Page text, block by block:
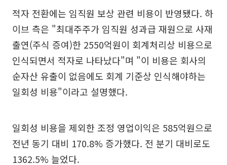
적자 전환에는 임직원 보상 관련 비용이 반영됐다. 하
이브 측은 "최대주주가 임직원 성과급 재원으로 사재
출연(주식 증여)한 2550억원이 회계처리상 비용으로
인식되면서 적자로 나타났다"며 "이 비용은 회사의
순자산 유출이 없음에도 회계 기준상 인식해야하는
일회성 비용"이라고 설명했다.
일회성 비용을 제외한 조정 영업이익은 585억원으로
전년 동기 대비 170.8% 증가했다. 전 분기 대비로도
1362.5% 늘었다.